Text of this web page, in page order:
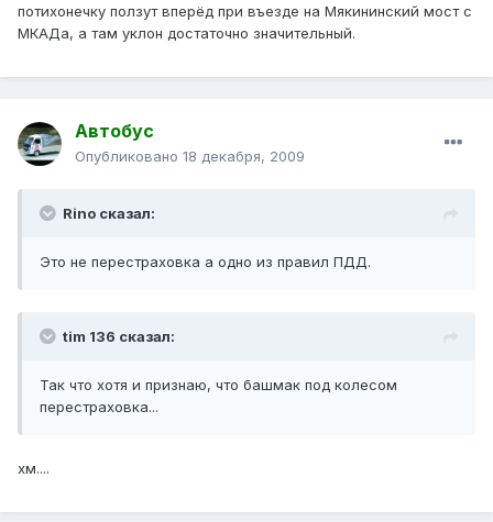
потихонечку ползут вперёд при въезде на Мякининский мост с
МКАДа, а там уклон достаточно значительный.
Автобус
Опубликовано 18 декабря, 2009
Rino сказал:
Это не перестраховка а одно из правил ПДД.
tim 136 сказал:
Так что хотя и признаю, что башмак под колесом
перестраховка...
хм....